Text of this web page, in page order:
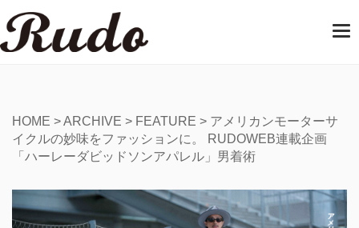
T
i
HOME >ARCHIVE > FEATURE > アメリカンモーターサ
イクルの妙味をファッションに。 RUDOWEB連載企画
「ハーレーダビッドソンアパレル」男着術